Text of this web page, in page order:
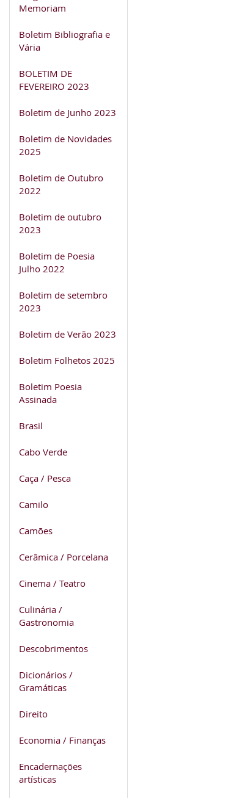
Memoriam
Boletim Bibliografia e
Vária
BOLETIM DE
FEVEREIRO 2023
Boletim de Junho 2023
Boletim de Novidades
2025
Boletim de Outubro
2022
Boletim de outubro
2023
Boletim de Poesia
Julho 2022
Boletim de setembro
2023
Boletim de Verão 2023
Boletim Folhetos 2025
Boletim Poesia
Assinada
Brasil
Cabo Verde
Caça / Pesca
Camilo
Camões
Cerâmica / Porcelana
Cinema / Teatro
Culinária /
Gastronomia
Descobrimentos
Dicionários /
Gramáticas
Direito
Economia / Finanças
Encadernações
artísticas